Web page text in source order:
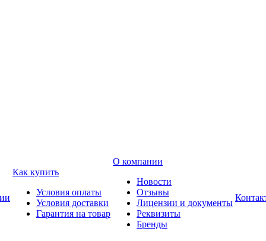
Как купить
Условия оплаты
Условия доставки
Гарантия на товар
О компании
Новости
Отзывы
Лицензии и документы
Реквизиты
Бренды